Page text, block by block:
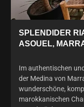
SPLENDIDER
ASOUEL,
Im authentischen
der Medina von
wunderschöne,
marokkanischen